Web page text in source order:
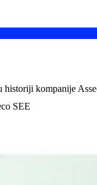
historiji kompanije
SEE